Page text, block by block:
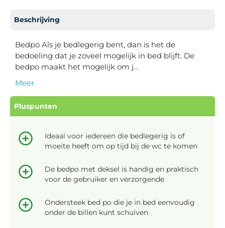
Beschrijving
Bedpo Als je bedlegerig bent, dan is het de
bedoeling dat je zoveel mogelijk in bed blijft. De
bedpo maakt het mogelijk om j…
Meer
Pluspunten
Ideaal voor iedereen die bedlegerig is of
moeite heeft om op tijd bij de wc te komen
De bedpo met deksel is handig en praktisch
voor de gebruiker en verzorgende
Ondersteek bed po die je in bed eenvoudig
onder de billen kunt schuiven